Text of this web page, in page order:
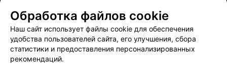
Обработка файлов cookie
Наш сайт использует файлы cookie для обеспечения
удобства пользователей сайта, его улучшения, сбора
статистики и предоставления персонализированных
рекомендаций.